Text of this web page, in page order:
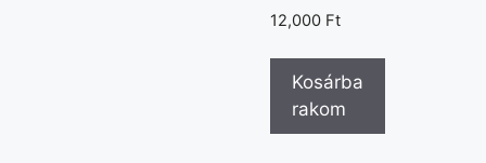
12,000 Ft
Kosárba
rakom